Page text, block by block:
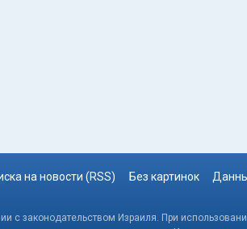
на новости (RSS) Без картинок
с законодательством Израиля. При